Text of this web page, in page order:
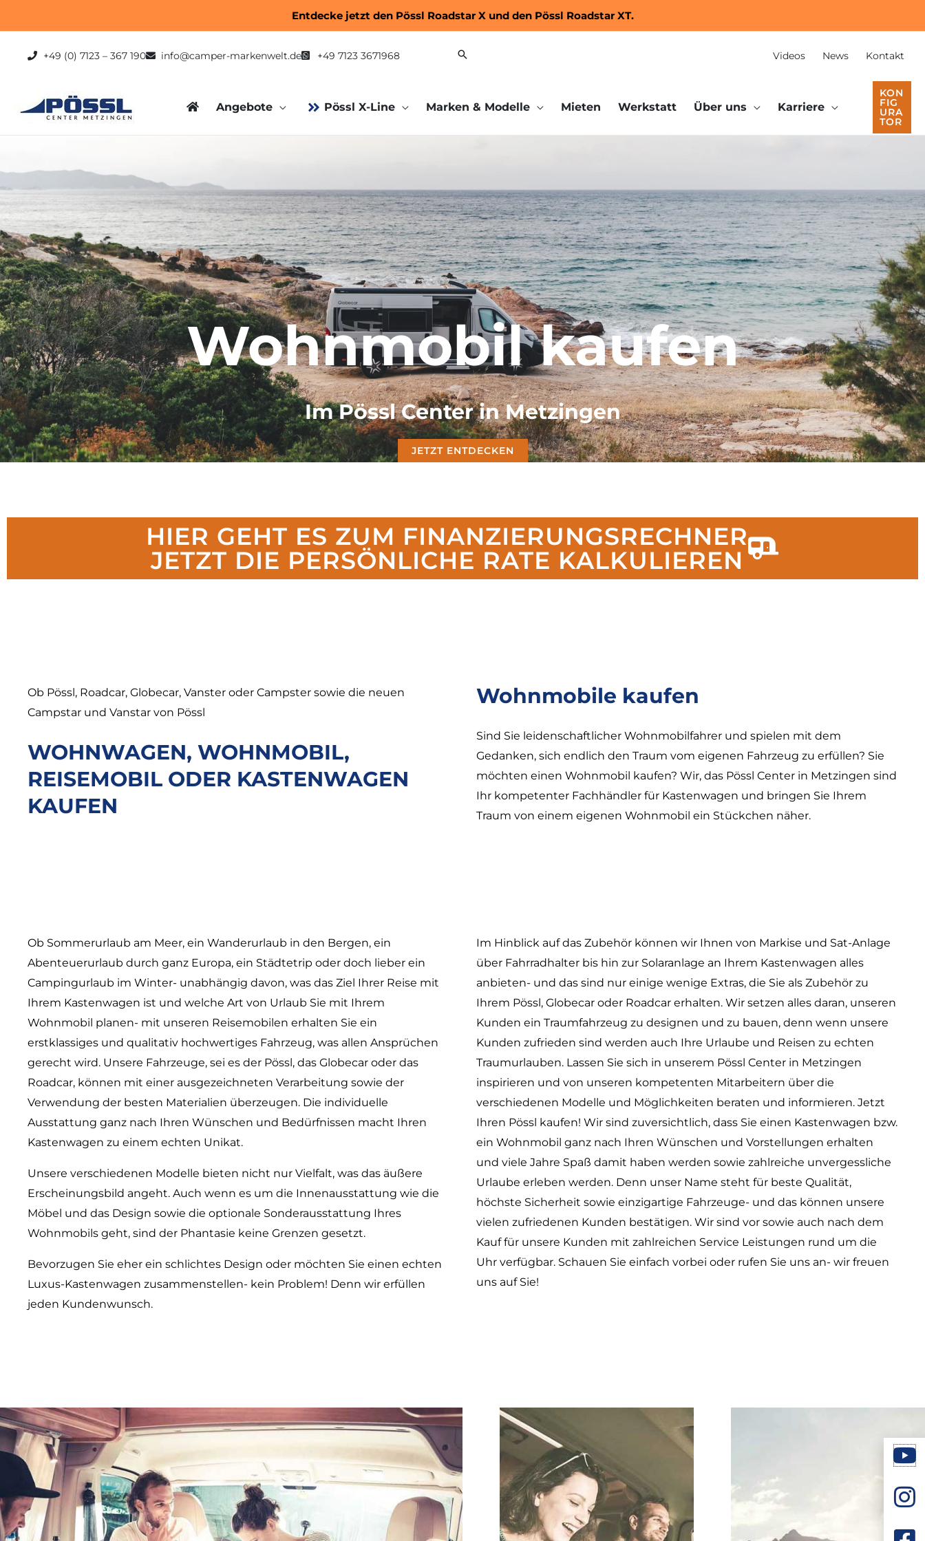
Inhalt
springen
Entdecke jetzt den Pössl Roadstar Xund den Pössl Roadstar XT.
+49 (0) 7123 – 367 190 info@camper-markenwelt.de +49 7123 3671968 Videos News Kontakt
Angebote Pössl X-Line Marken & Modelle Mieten Werkstatt Über uns Karriere
KON
FIG
URA
TOR
Wohnmobil kaufen
Im Pössl Center in Metzingen
JETZT ENTDECKEN
HIER GEHT ES ZUM FINANZIERUNGSRECHNER
JETZT DIE PERSÖNLICHE RATE KALKULIEREN
Ob Pössl, Roadcar, Globecar, Vanster oder Campster sowie die neuen
Campstar und Vanstar von Pössl
WOHNWAGEN, WOHNMOBIL,
REISEMOBIL ODER KASTENWAGEN
KAUFEN
Wohnmobile kaufen
Sind Sie leidenschaftlicher Wohnmobilfahrer und spielen mit dem
Gedanken, sich endlich den Traum vom eigenen Fahrzeug zu erfüllen? Sie
möchten einen Wohnmobil kaufen? Wir, das Pössl Center in Metzingen sind
Ihr kompetenter Fachhändler für Kastenwagen und bringen Sie Ihrem
Traum von einem eigenen Wohnmobil ein Stückchen näher.
Ob Sommerurlaub am Meer, ein Wanderurlaub in den Bergen, ein
Abenteuerurlaub durch ganz Europa, ein Städtetrip oder doch lieber ein
Campingurlaub im Winter- unabhängig davon, was das Ziel Ihrer Reise mit
Ihrem Kastenwagen ist und welche Art von Urlaub Sie mit Ihrem
Wohnmobil planen- mit unseren Reisemobilen erhalten Sie ein
erstklassiges und qualitativ hochwertiges Fahrzeug, was allen Ansprüchen
gerecht wird. Unsere Fahrzeuge, sei es der Pössl, das Globecar oder das
Roadcar, können mit einer ausgezeichneten Verarbeitung sowie der
Verwendung der besten Materialien überzeugen. Die individuelle
Ausstattung ganz nach Ihren Wünschen und Bedürfnissen macht Ihren
Kastenwagen zu einem echten Unikat.
Unsere verschiedenen Modelle bieten nicht nur Vielfalt, was das äußere
Erscheinungsbild angeht. Auch wenn es um die Innenausstattung wie die
Möbel und das Design sowie die optionale Sonderausstattung Ihres
Wohnmobils geht, sind der Phantasie keine Grenzen gesetzt.
Bevorzugen Sie eher ein schlichtes Design oder möchten Sie einen echten
Luxus-Kastenwagen zusammenstellen- kein Problem! Denn wir erfüllen
jeden Kundenwunsch.
Im Hinblick auf das Zubehör können wir Ihnen von Markise und Sat-Anlage
über Fahrradhalter bis hin zur Solaranlage an Ihrem Kastenwagen alles
anbieten- und das sind nur einige wenige Extras, die Sie als Zubehör zu
Ihrem Pössl, Globecar oder Roadcar erhalten. Wir setzen alles daran, unseren
Kunden ein Traumfahrzeug zu designen und zu bauen, denn wenn unsere
Kunden zufrieden sind werden auch Ihre Urlaube und Reisen zu echten
Traumurlauben. Lassen Sie sich in unserem Pössl Center in Metzingen
inspirieren und von unseren kompetenten Mitarbeitern über die
verschiedenen Modelle und Möglichkeiten beraten und informieren. Jetzt
Ihren Pössl kaufen! Wir sind zuversichtlich, dass Sie einen Kastenwagen bzw.
ein Wohnmobil ganz nach Ihren Wünschen und Vorstellungen erhalten
und viele Jahre Spaß damit haben werden sowie zahlreiche unvergessliche
Urlaube erleben werden. Denn unser Name steht für beste Qualität,
höchste Sicherheit sowie einzigartige Fahrzeuge- und das können unsere
vielen zufriedenen Kunden bestätigen. Wir sind vor sowie auch nach dem
Kauf für unsere Kunden mit zahlreichen Service Leistungen rund um die
Uhr verfügbar. Schauen Sie einfach vorbei oder rufen Sie uns an- wir freuen
uns auf Sie!